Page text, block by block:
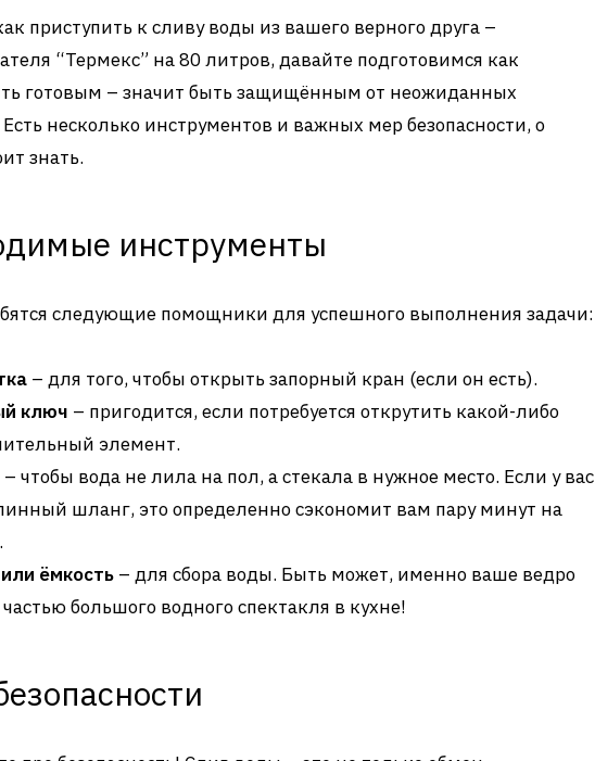
приступить к сливу воды из вашего верного друга –
“Термекс” на 80 литров, давайте подготовимся как
готовым – значит быть защищённым от неожиданных
несколько инструментов и важных мер безопасности, о
знать.
инструменты
следующие помощники для успешного выполнения задачи:
– для того, чтобы открыть запорный кран (если он есть).
ключ – пригодится, если потребуется открутить какой-либо
элемент.
– чтобы вода не лила на пол, а стекала в нужное место. Если у вас
шланг, это определенно сэкономит вам пару минут на
ёмкость – для сбора воды. Быть может, именно ваше ведро
частью большого водного спектакля в кухне!